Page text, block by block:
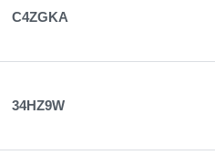
C4ZGKA
34HZ9W